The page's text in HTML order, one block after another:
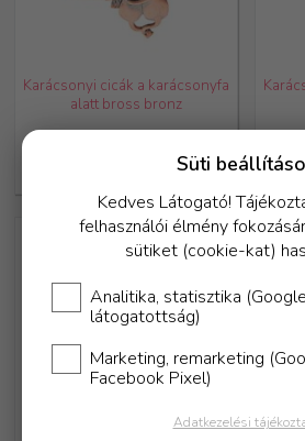
Karácsonyi cicák a karácsonyfa
alatt bross bronz
Süti
Kedves Látogató!
felhasználói élmény
sütiket (cookie-kat)
Analitika, statisztika
látogatottság)
Marketing, remarketing
Facebook Pixel)
Adatkezelési